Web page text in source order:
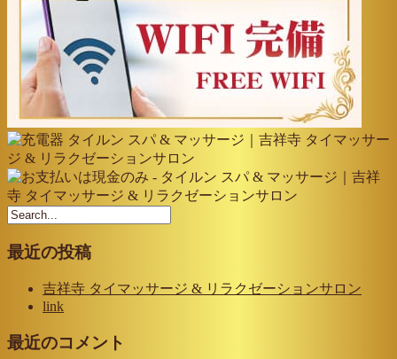
最近の投稿
吉祥寺 タイマッサージ & リラクゼーションサロン
link
最近のコメント